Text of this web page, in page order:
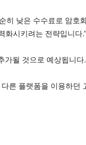
히 낮은 수수료로 암호
시키려는 전략입니다
가될 것으로 예상됩니다.
른 플랫폼을 이용하던